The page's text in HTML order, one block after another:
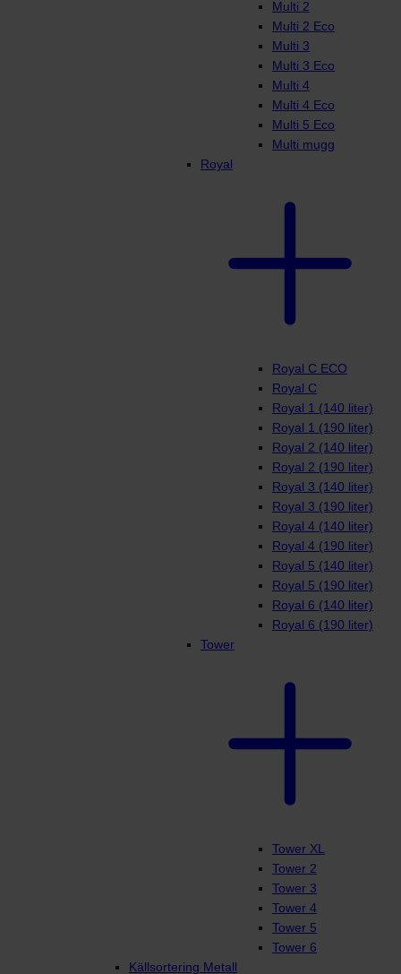
Multi 2
Multi 2 Eco
Multi 3
Multi 3 Eco
Multi 4
Multi 4 Eco
Multi 5 Eco
Multi mugg
Royal
Royal C ECO
Royal C
Royal 1 (140 liter)
Royal 1 (190 liter)
Royal 2 (140 liter)
Royal 2 (190 liter)
Royal 3 (140 liter)
Royal 3 (190 liter)
Royal 4 (140 liter)
Royal 4 (190 liter)
Royal 5 (140 liter)
Royal 5 (190 liter)
Royal 6 (140 liter)
Royal 6 (190 liter)
Tower
Tower XL
Tower 2
Tower 3
Tower 4
Tower 5
Tower 6
Källsortering Metall